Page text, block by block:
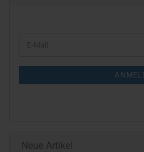
NEWSLETTER-
Neue Artikel